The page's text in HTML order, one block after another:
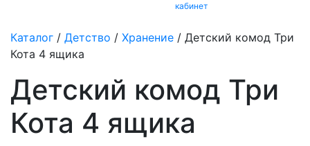
кабинет
Каталог / Детство / Хранение / Детский комод Три
Кота 4 ящика
Детский комод Три
Кота 4 ящика